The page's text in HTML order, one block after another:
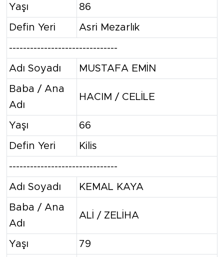
Yaşı 86
Defin Yeri Asri Mezarlık
-------------------------------
Adı Soyadı MUSTAFA EMİN
Baba / Ana
Adı
HACIM / CELİLE
Yaşı 66
Defin Yeri Kilis
-------------------------------
Adı Soyadı KEMAL KAYA
Baba / Ana
Adı
ALİ / ZELİHA
Yaşı 79